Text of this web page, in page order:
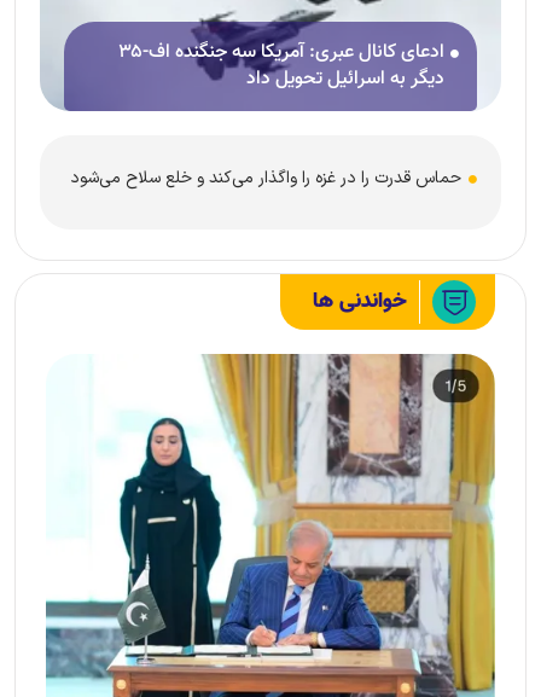
ادعای کانال عبری: آمریکا سه جنگنده اف-۳۵
دیگر به اسرائیل تحویل داد
حماس قدرت را در غزه را واگذار می‌کند و خلع سلاح می‌شود
خواندنی ها